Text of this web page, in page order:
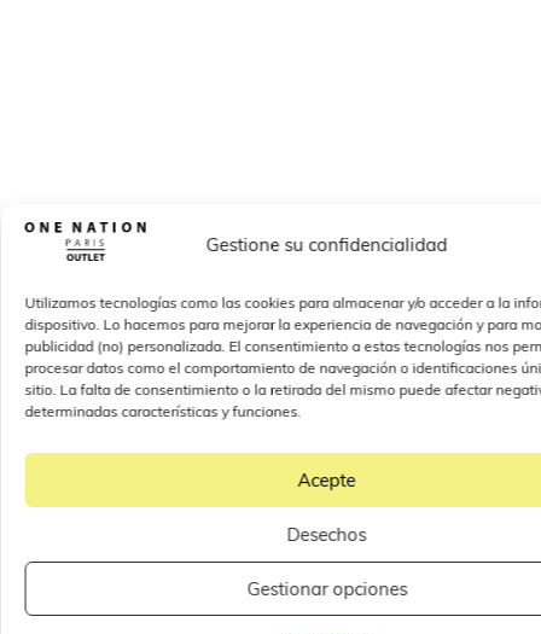
Gestione su confidencialidad
Utilizamos tecnologías como las cookies para almacenar y/o acceder a la
dispositivo. Lo hacemos para mejorar la experiencia de navegación y para
publicidad (no) personalizada. El consentimiento a estas tecnologías nos
procesar datos como el comportamiento de navegación o identificaciones
sitio. La falta de consentimiento o la retirada del mismo puede afectar
determinadas características y funciones.
Acepte
Desechos
Gestionar opciones